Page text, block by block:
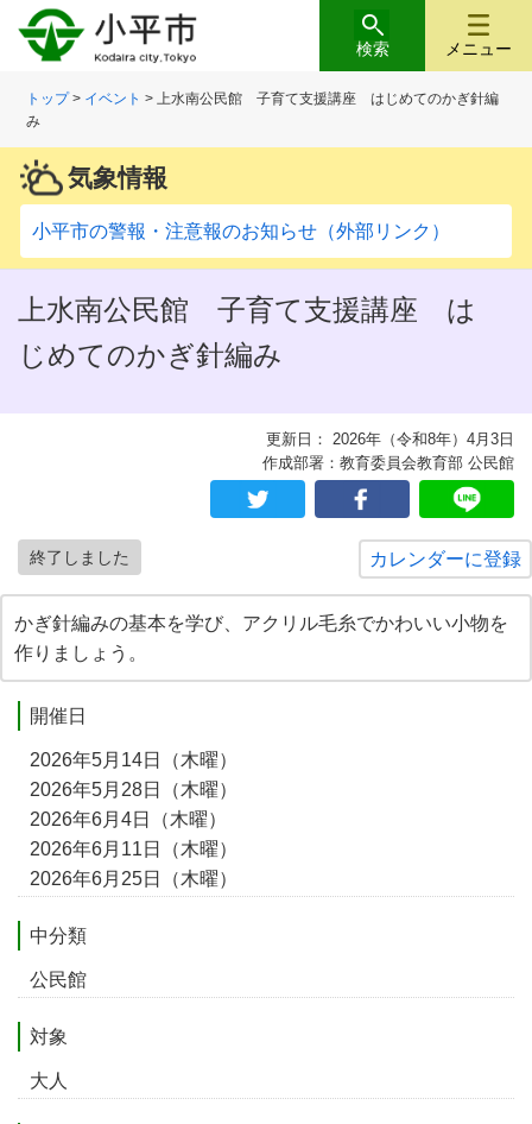
メニュー
検索
トップ> イベント > 上水南公民館 子育て支援講座 はじめてのかぎ針編
み
気象情報
小平市の警報・注意報のお知らせ（外部リンク）
上水南公民館 子育て支援講座 は
じめてのかぎ針編み
更新日： 2026年（令和8年）4月3日
作成部署：教育委員会教育部 公民館
カレンダーに登録
終了しました
かぎ針編みの基本を学び、アクリル毛糸でかわいい小物を
作りましょう。
開催日
2026年5月14日（木曜）
2026年5月28日（木曜）
2026年6月4日（木曜）
2026年6月11日（木曜）
2026年6月25日（木曜）
中分類
公民館
対象
大人